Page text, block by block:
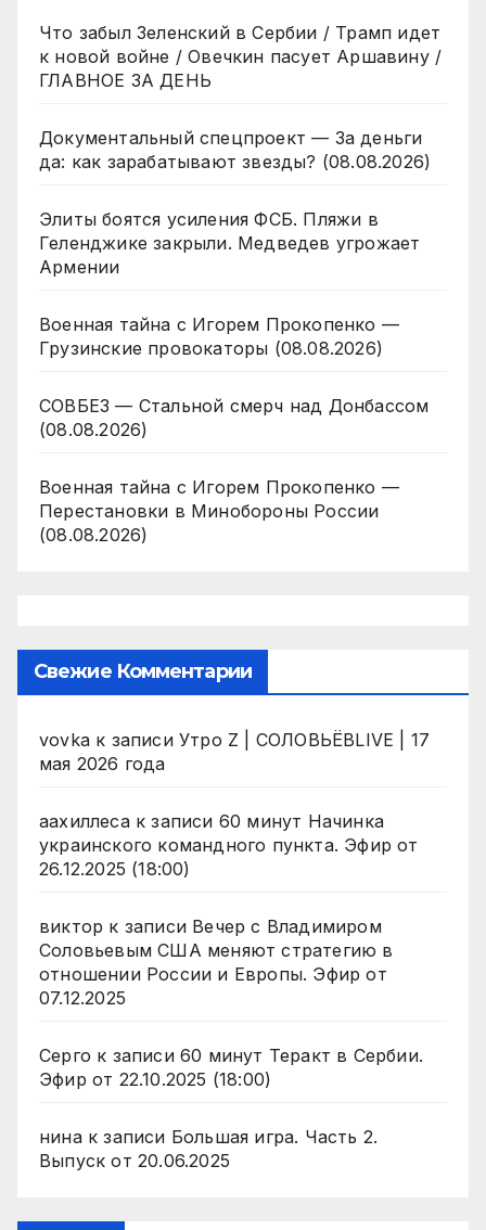
Что забыл Зеленский в Сербии / Трамп идет
к новой войне / Овечкин пасует Аршавину /
ГЛАВНОЕ ЗА ДЕНЬ
Документальный спецпроект — За деньги
да: как зарабатывают звезды? (08.08.2026)
Элиты боятся усиления ФСБ. Пляжи в
Геленджике закрыли. Медведев угрожает
Армении
Военная тайна с Игорем Прокопенко —
Грузинские провокаторы (08.08.2026)
СОВБЕЗ — Стальной смерч над Донбассом
(08.08.2026)
Военная тайна с Игорем Прокопенко —
Перестановки в Минобороны России
(08.08.2026)
Свежие Комментарии
vovka к записи Утро Z | СОЛОВЬЁВLIVE | 17
мая 2026 года
аахиллесак записи 60 минут Начинка
украинского командного пункта. Эфир от
26.12.2025 (18:00)
виктор к записи Вечер с Владимиром
Соловьевым США меняют стратегию в
отношении России и Европы. Эфир от
07.12.2025
Серго к записи 60 минут Теракт в Сербии.
Эфир от 22.10.2025 (18:00)
нинак записи Большая игра. Часть 2.
Выпуск от 20.06.2025